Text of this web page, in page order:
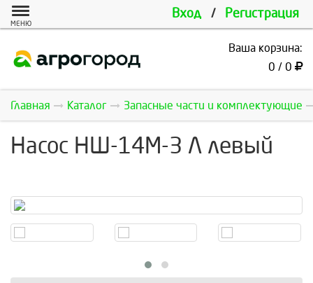
Вход / Регистрация
МЕНЮ
Ваша корзина:
0 / 0
Главная Каталог Запасные части и комплектующие
Насос НШ-14М-3 Л левый